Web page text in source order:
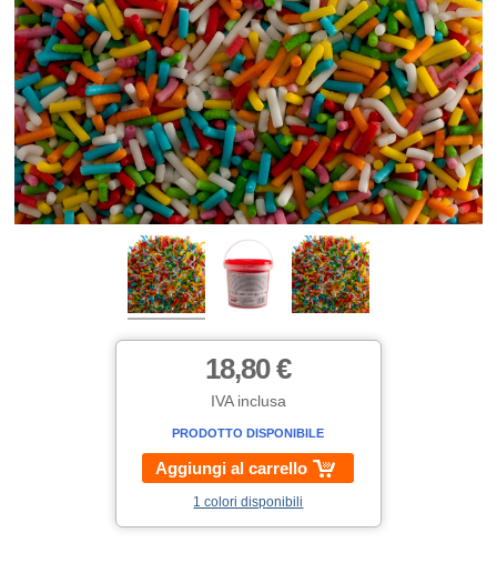
18,80 €
IVA inclusa
PRODOTTO DISPONIBILE
Aggiungi al carrello
1 colori disponibili